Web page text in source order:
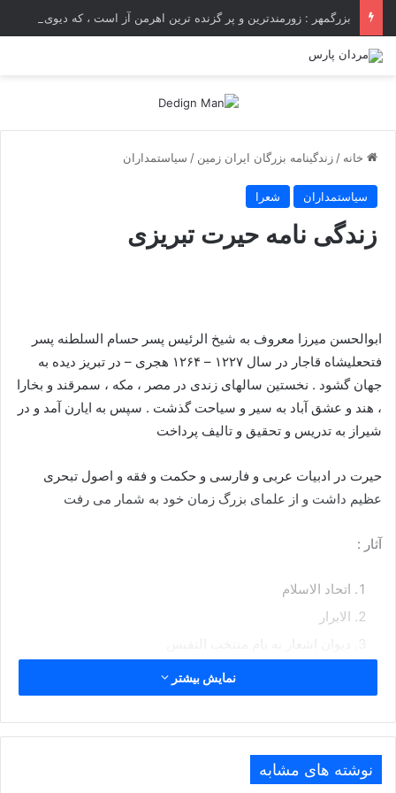
خانه / زندگینامه بزرگان ایران زمین / سیاستمداران
سیاستمداران شعرا
زندگی نامه حیرت تبریزی
ابوالحسن میرزا معروف به شیخ الرئیس پسر حسام السلطنه پسر
فتحعلیشاه قاجار در سال ۱۲۲۷ – ۱۲۶۴ هجری – در تبریز دیده به
جهان گشود . نخستین سالهای زندی در مصر ، مکه ، سمرقند و بخارا
، هند و عشق آباد به سیر و سیاحت گذشت . سپس به ایارن آمد و در
شیراز به تدریس و تحقیق و تالیف پرداخت
حیرت در ادبیات عربی و فارسی و حکمت و فقه و اصول تبحری
عظیم داشت و از علمای بزرگ زمان خود به شمار می رفت
آثار :
اتحاد الاسلام
الابرار
دیوان اشعار به نام منتخب النفیس
حیرت در جریان انقلاب مشروطه به جرگه آزادیخواهان پیوست و با
وقتی به امر محمد علی شاه مجلس را به توپ بستند و آزادیخواهان
را مورد آزار و شکنجه قرار دادند شیخ الرئیس نیز دستگیر و در باغ
نمایش بیشتر
نوشته های مشابه